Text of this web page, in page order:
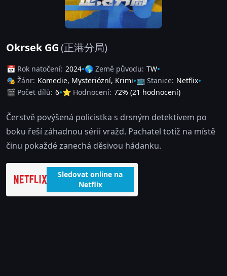
Okrsek GG(正港分局)
📅 Rok natočení: 2024 🌎 Země původu: TW
🎭 Žánr: Komedie, Mysteriózní, Krimi 📺 Stanice: Netflix
🎬 Počet dílů: 6 ⭐ Hodnocení: 72% (21 hodnocení)
Čerstvě povýšená policistka s drsným detektivem po
boku řeší záhadnou sérii vražd. Pachatel totiž na místě
činu pokaždé zanechá děsivou hádanku.
Sledovat online na
Netflix